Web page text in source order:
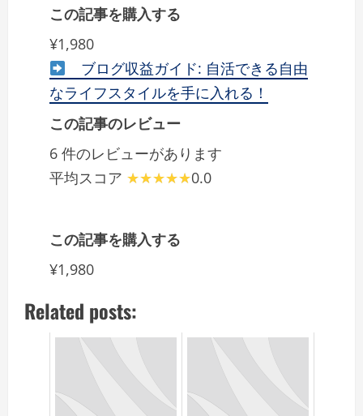
この記事を購入する
¥1,980
ブログ収益ガイド: 自活できる自由
なライフスタイルを手に入れる！
この記事のレビュー
6 件のレビューがあります
平均スコア
0.0
この記事を購入する
¥1,980
Related posts: